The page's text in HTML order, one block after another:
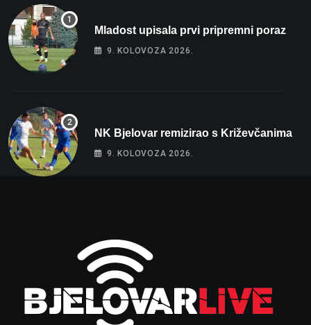
Mladost upisala prvi pripremni poraz
9. KOLOVOZA 2026.
NK Bjelovar remizirao s Križevčanima
9. KOLOVOZA 2026.